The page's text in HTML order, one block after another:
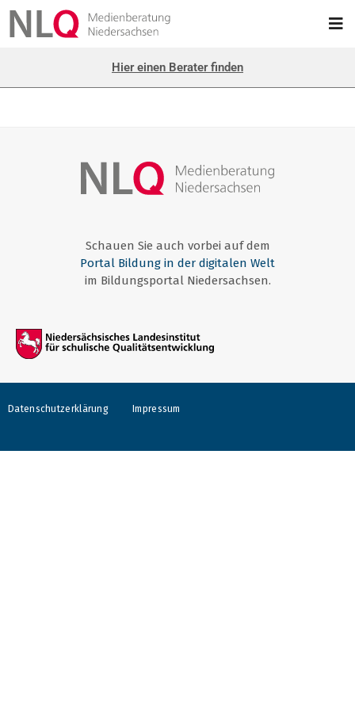
Hier einen Berater finden
Schauen Sie auch vorbei auf dem
Portal Bildung in der digitalen Welt
im Bildungsportal Niedersachsen.
Datenschutzerklärung Impressum